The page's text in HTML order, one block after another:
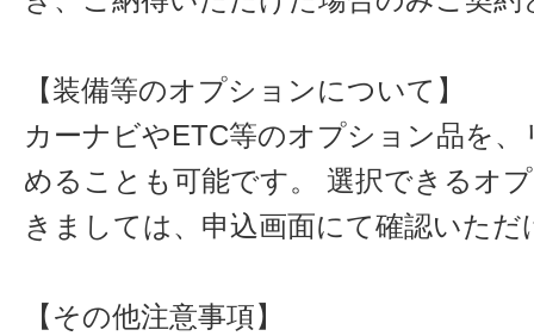
【装備等のオプションについて】
カーナビやETC等のオプション品を、
めることも可能です。 選択できるオ
きましては、申込画面にて確認いただ
【その他注意事項】